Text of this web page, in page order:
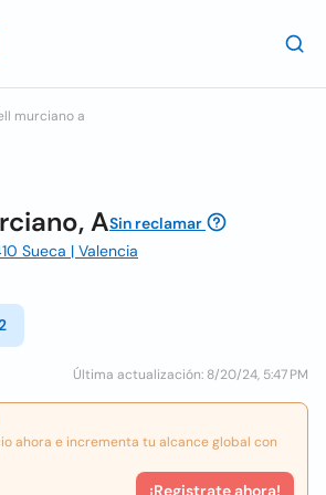
murciano a
ASin reclamar
Sueca | Valencia
Última actualización: 8/20/24, 5:47 PM
ahora e incrementa tu alcance global con
¡Registrate ahora!